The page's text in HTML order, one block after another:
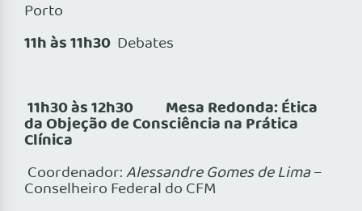
Porto
11h às 11h30 Debates
11h30 às 12h30 Mesa Redonda: Ética
da Objeção de Consciência na Prática
Clínica
Coordenador:Alessandre Gomes de Lima–
Conselheiro Federal do CFM